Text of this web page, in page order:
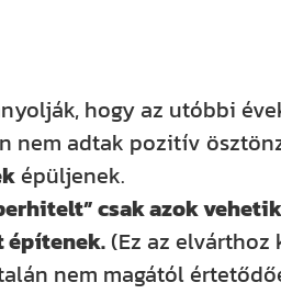
hogy az utóbbi
nem adtak pozitív
épüljenek.
csak azok
építenek.(Ez az elvárthoz
nem magától